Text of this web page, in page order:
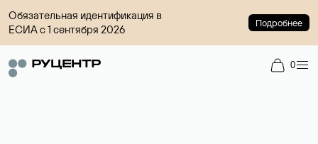
Обязательная идентификация в
ЕСИА с 1 сентября 2026
Подробнее
0